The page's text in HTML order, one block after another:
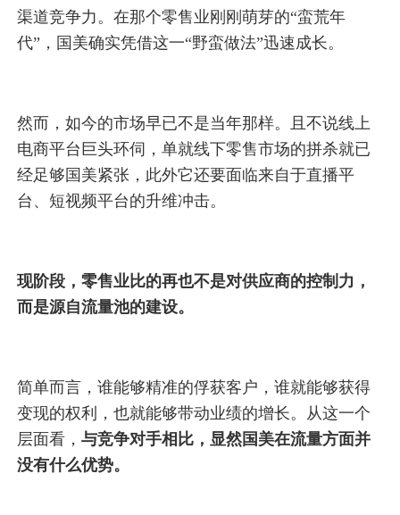
渠道竞争力。在那个零售业刚刚萌芽的“蛮荒年
代”，国美确实凭借这一“野蛮做法”迅速成长。
然而，如今的市场早已不是当年那样。且不说线上
电商平台巨头环伺，单就线下零售市场的拼杀就已
经足够国美紧张，此外它还要面临来自于直播平
台、短视频平台的升维冲击。
现阶段，零售业比的再也不是对供应商的控制力，
而是源自流量池的建设。
简单而言，谁能够精准的俘获客户，谁就能够获得
变现的权利，也就能够带动业绩的增长。从这一个
层面看，与竞争对手相比，显然国美在流量方面并
没有什么优势。